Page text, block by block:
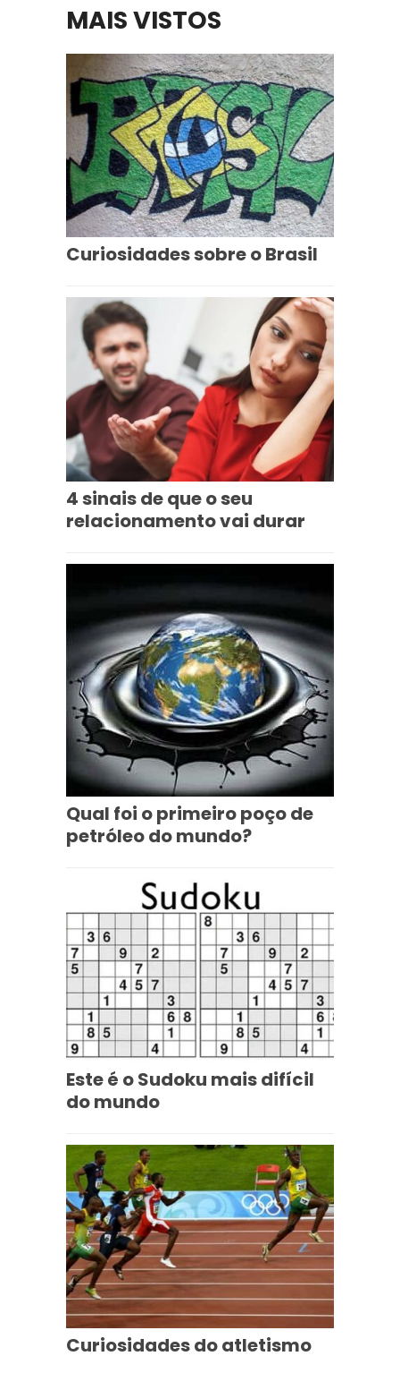
MAIS VISTOS
Curiosidades sobre o Brasil
4 sinais de que o seu
relacionamento vai durar
Qual foi o primeiro poço de
petróleo do mundo?
Este é o Sudoku mais difícil
do mundo
Curiosidades do atletismo